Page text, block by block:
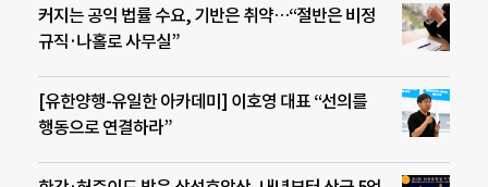
커지는 공익 법률 수요, 기반은 취약…“절반은 비정
규직·나홀로 사무실”
[유한양행-유일한 아카데미] 이호영 대표 “선의를
행동으로 연결하라”